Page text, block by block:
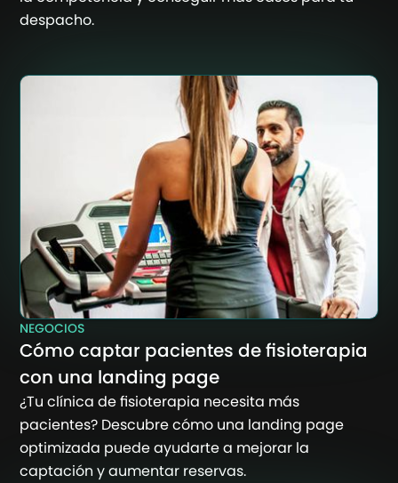
despacho.
NEGOCIOS
Cómo captar pacientes de fisioterapia
con una landing page
¿Tu clínica de fisioterapia necesita más
pacientes? Descubre cómo una landing page
optimizada puede ayudarte a mejorar la
captación y aumentar reservas.